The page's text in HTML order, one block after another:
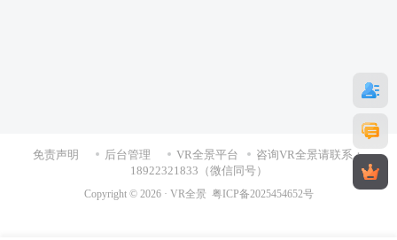
免责声明 后台管理 VR全景平台
咨询VR全景请联系：
18922321833（微信同号）
Copyright © 2026 · VR全景 粤ICP备2025454652号